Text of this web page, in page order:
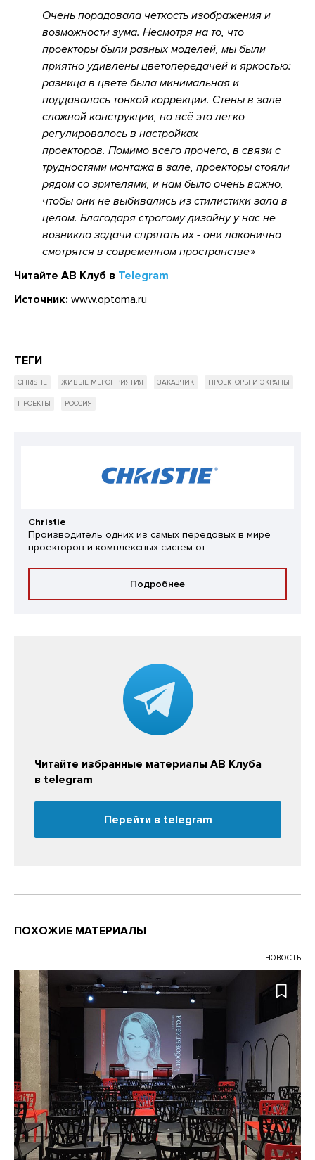
Очень порадовала четкость изображения и
возможности зума. Несмотря на то, что
проекторы были разных моделей, мы были
приятно удивлены цветопередачей и яркостью:
разница в цвете была минимальная и
поддавалась тонкой коррекции. Стены в зале
сложной конструкции, но всё это легко
регулировалось в настройках
проекторов. Помимо всего прочего, в связи с
трудностями монтажа в зале, проекторы стояли
рядом со зрителями, и нам было очень важно,
чтобы они не выбивались из стилистики зала в
целом. Благодаря строгому дизайну у нас не
возникло задачи спрятать их - они лаконично
смотрятся в современном пространстве
Читайте АВ Клуб в Telegram
Источник: www.optoma.ru
ТЕГИ
CHRISTIE ЖИВЫЕ МЕРОПРИЯТИЯ ЗАКАЗЧИК ПРОЕКТОРЫ И ЭКРАНЫ
ПРОЕКТЫ РОССИЯ
Christie
Производитель одних из самых передовых в мире
проекторов и комплексных систем от...
Подробнее
Читайте избранные материалы АВ Клуба
в telegram
Перейти в telegram
ПОХОЖИЕ МАТЕРИАЛЫ
НОВОСТЬ